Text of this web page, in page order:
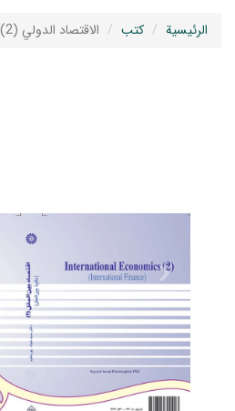
الرئيسية كتب الاقتصاد الدولي (2): (التمويل الدولي)